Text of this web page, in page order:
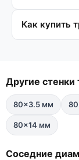
Как купить
Другие
80×3.5 мм
80×14 мм
Соседние